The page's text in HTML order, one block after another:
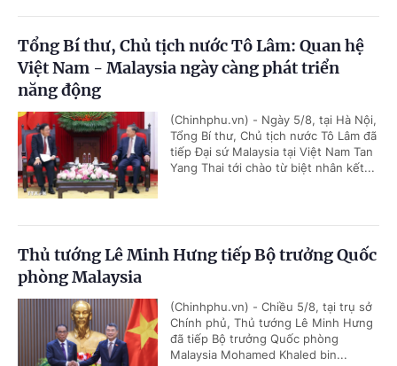
Tổng Bí thư, Chủ tịch nước Tô Lâm: Quan hệ
Việt Nam - Malaysia ngày càng phát triển
năng động
(Chinhphu.vn) - Ngày 5/8, tại Hà Nội,
Tổng Bí thư, Chủ tịch nước Tô Lâm đã
tiếp Đại sứ Malaysia tại Việt Nam Tan
Yang Thai tới chào từ biệt nhân kết...
Thủ tướng Lê Minh Hưng tiếp Bộ trưởng Quốc
phòng Malaysia
(Chinhphu.vn) - Chiều 5/8, tại trụ sở
Chính phủ, Thủ tướng Lê Minh Hưng
đã tiếp Bộ trưởng Quốc phòng
Malaysia Mohamed Khaled bin...